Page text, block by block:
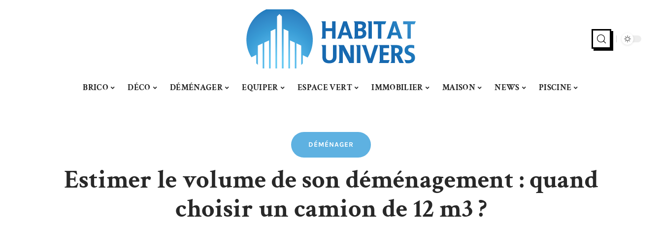
BRICO DÉCO DÉMÉNAGER EQUIPER ESPACE VERT IMMOBILIER MAISON NEWS PISCINE
DÉMÉNAGER
Estimer le volume de son déménagement : quand
choisir un camion de 12 m3 ?